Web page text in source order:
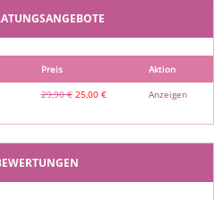
Preis
Aktion
29,90 € 25,00 € Anzeigen